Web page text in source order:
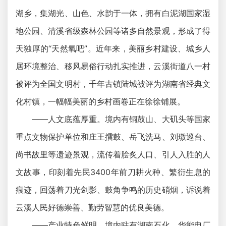
湖乡，集湖光、山色、水韵于一体，拥有白泥湖国家湿
地公园、清溪省级森林公园等诸多自然景观，形成了得
天独厚的“天然氧吧”。近年来，美丽乡村建设、城乡人
居环境整治、移风易俗行动扎实推进，云溪街道八一村
被评为全国文明村，千年古镇陆城被评为湖南省经典文
化村镇，一幅幅美丽的乡村画卷正在徐徐铺展。
——人文底蕴厚重。境内有铜鼓山、大矶头等国家
重点文物保护单位和庄王擂鼓、岳飞洗马、刘璈巡台、
尚书故里等遗迹景观，流传着脍炙人口、引人入胜的人
文故事，印刻着先民3400年前刀耕火种、繁衍生息的
痕迹，回荡着刀光剑影、鼓角争鸣的历史硝烟，诉说着
云溪人民好德崇善、勤劳智慧的优良美德。